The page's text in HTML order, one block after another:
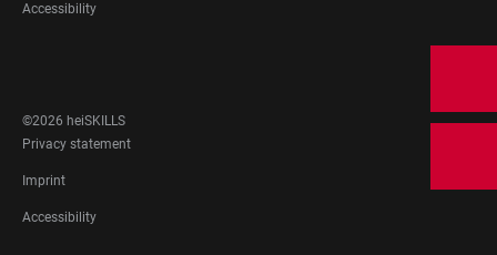
Accessibility
MEDIA
©2026 heiSKILLS
FOOTER
LEGAL
Privacy statement
Imprint
Accessibility